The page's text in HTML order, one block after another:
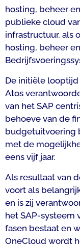
hosting, beheer
publieke cloud
infrastructuur, als
hosting, beheer
De initiële
Atos
van het SAP
behoeve van de
budgetuitvoering
met de
eens vijf jaar.
Als resultaat van
voort als
en is zij
het SAP-systeem
fasen bestaat en
OneCloud wordt